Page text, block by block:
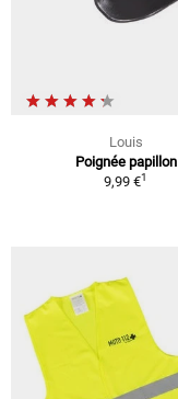
Louis
Poignée papillon
9,99 €1